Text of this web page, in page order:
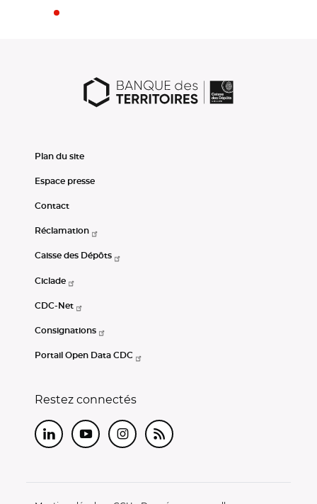
Plan du site
Espace presse
Contact
Réclamation
Caisse des Dépôts
Ciclade
CDC-Net
Consignations
Portail Open Data CDC
Restez connectés
LinkedInYoutubeInstagram
RSS